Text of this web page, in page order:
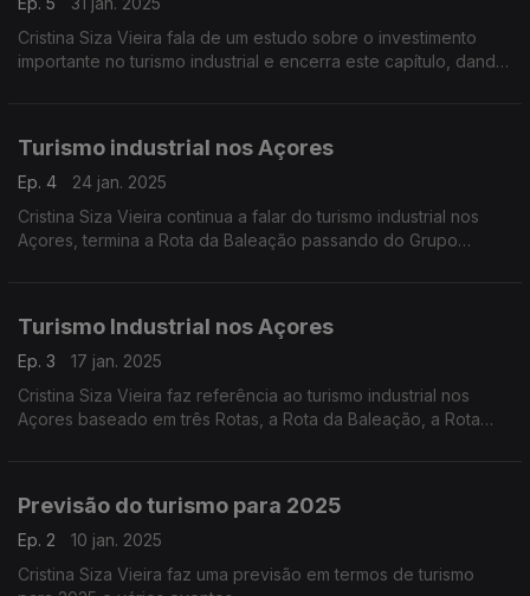
Cristina Siza Vieira fala de um estudo sobre o investimento
importante no turismo industrial e encerra este capítulo, dando
Turismo industrial nos Açores
Ep. 4
24 jan. 2025
Cristina Siza Vieira continua a falar do turismo industrial nos
Açores, termina a Rota da Baleação passando do Grupo
Turismo Industrial nos Açores
Ep. 3
17 jan. 2025
Cristina Siza Vieira faz referência ao turismo industrial nos
Açores baseado em três Rotas, a Rota da Baleação, a Rota
Previsão do turismo para 2025
Ep. 2
10 jan. 2025
Cristina Siza Vieira faz uma previsão em termos de turismo